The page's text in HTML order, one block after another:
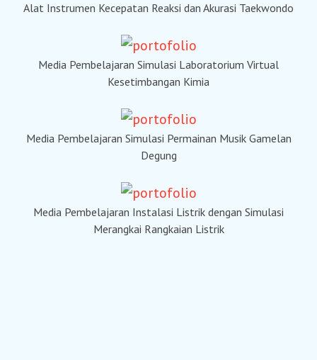
Alat Instrumen Kecepatan Reaksi dan Akurasi Taekwondo
Media Pembelajaran Simulasi Laboratorium Virtual
Kesetimbangan Kimia
Media Pembelajaran Simulasi Permainan Musik Gamelan
Degung
Media Pembelajaran Instalasi Listrik dengan Simulasi
Merangkai Rangkaian Listrik